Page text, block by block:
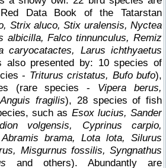
Data Book of the Tatarstan
Strix aluco, Stix uralensis, Nyctea
albicilla, Falco tinnunculus, Remiz
caryocatactes, Larus ichthyaetus
also presented by: 10 species of
- Triturus cristatus, Bufo bufo),
(rare species - Vipera berus,
fragilis), 28 species of fish
such as Esox lucius, Sander
volgensis, Cyprinus carpio,
brama, Lota lota, Silurus
Misgurnus fossilis, Syngnathus
and others). Abundantly are